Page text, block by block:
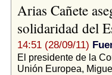
Arias Cañete
solidaridad del
14:51 (28/09/11)
El presidente de la
Unión Europea,